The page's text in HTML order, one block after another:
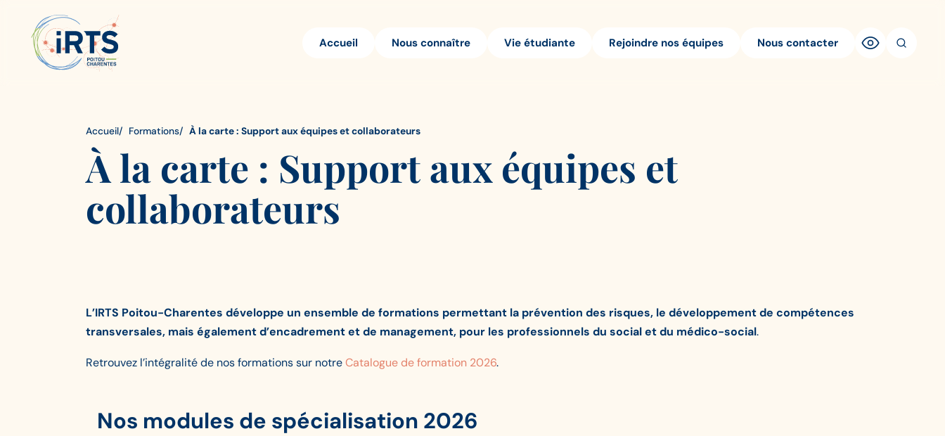
contenu
principal
Poitou-
Charentes
Accueil Nous connaître Vie étudiante Rejoindre nos équipes Nous contacter
Accueil Formations À la carte : Support aux équipes et collaborateurs
À la carte : Support aux équipes et
collaborateurs
L’IRTS Poitou-Charentes développe un ensemble de formations permettant la prévention des risques, le développement de compétences
transversales, mais également d’encadrement et de management, pour les professionnels du social et du médico-social.
Retrouvez l’intégralité de nos formations sur notreCatalogue de formation 2026.
Nos modules de spécialisation 2026